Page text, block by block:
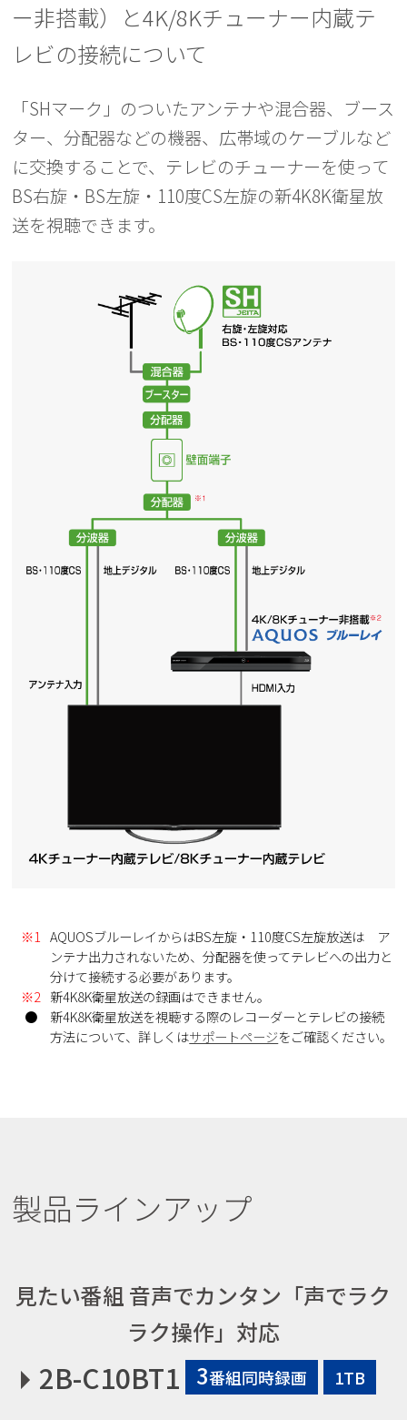
ー非搭載）と4K/8Kチューナー内蔵テ
レビの接続について
「SHマーク」のついたアンテナや混合器、ブース
ター、分配器などの機器、広帯域のケーブルなど
に交換することで、テレビのチューナーを使って
BS右旋・BS左旋・110度CS左旋の新4K8K衛星放
送を視聴できます。
※1
AQUOSブルーレイからはBS左旋・110度CS左旋放送は ア
ンテナ出力されないため、分配器を使ってテレビへの出力と
分けて接続する必要があります。
※2 新4K8K衛星放送の録画はできません。
●
新4K8K衛星放送を視聴する際のレコーダーとテレビの接続
方法について、詳しくはサポートページをご確認ください。
製品ラインアップ
見たい番組 音声でカンタン「声でラク
ラク操作」対応
2B-C10BT1 3番組同時録画 1TB